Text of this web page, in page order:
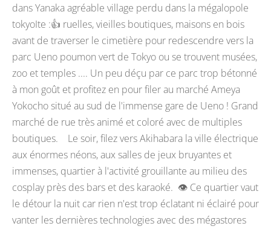
dans Yanaka agréable village perdu dans la mégalopole
tokyoIte :👍 ruelles, vieilles boutiques, maisons en bois
avant de traverser le cimetière pour redescendre vers la
parc Ueno poumon vert de Tokyo ou se trouvent musées,
zoo et temples .... Un peu déçu par ce parc trop bétonné
à mon goût et profitez en pour filer au marché Ameya
Yokocho situé au sud de l'immense gare de Ueno ! Grand
marché de rue très animé et coloré avec de multiples
boutiques. Le soir, filez vers Akihabara la ville électrique
aux énormes néons, aux salles de jeux bruyantes et
immenses, quartier à l'activité grouillante au milieu des
cosplay près des bars et des karaoké. 👁️ Ce quartier vaut
le détour la nuit car rien n'est trop éclatant ni éclairé pour
vanter les dernières technologies avec des mégastores